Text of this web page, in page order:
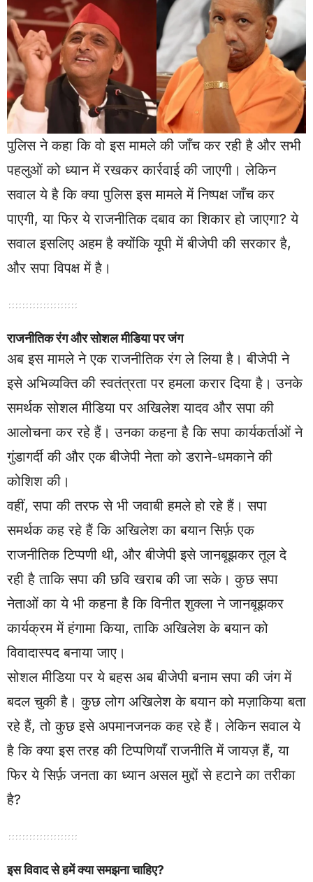
पुलिस ने कहा कि वो इस मामले की जाँच कर रही है और सभी
पहलुओं को ध्यान में रखकर कार्रवाई की जाएगी। लेकिन
सवाल ये है कि क्या पुलिस इस मामले में निष्पक्ष जाँच कर
पाएगी, या फिर ये राजनीतिक दबाव का शिकार हो जाएगा? ये
सवाल इसलिए अहम है क्योंकि यूपी में बीजेपी की सरकार है,
और सपा विपक्ष में है।
राजनीतिक रंग और सोशल मीडिया पर जंग
अब इस मामले ने एक राजनीतिक रंग ले लिया है। बीजेपी ने
इसे अभिव्यक्ति की स्वतंत्रता पर हमला करार दिया है। उनके
समर्थक सोशल मीडिया पर अखिलेश यादव और सपा की
आलोचना कर रहे हैं। उनका कहना है कि सपा कार्यकर्ताओं ने
गुंडागर्दी की और एक बीजेपी नेता को डराने-धमकाने की
कोशिश की।
वहीं, सपा की तरफ से भी जवाबी हमले हो रहे हैं। सपा
समर्थक कह रहे हैं कि अखिलेश का बयान सिर्फ़ एक
राजनीतिक टिप्पणी थी, और बीजेपी इसे जानबूझकर तूल दे
रही है ताकि सपा की छवि खराब की जा सके। कुछ सपा
नेताओं का ये भी कहना है कि विनीत शुक्ला ने जानबूझकर
कार्यक्रम में हंगामा किया, ताकि अखिलेश के बयान को
विवादास्पद बनाया जाए।
सोशल मीडिया पर ये बहस अब बीजेपी बनाम सपा की जंग में
बदल चुकी है। कुछ लोग अखिलेश के बयान को मज़ाकिया बता
रहे हैं, तो कुछ इसे अपमानजनक कह रहे हैं। लेकिन सवाल ये
है कि क्या इस तरह की टिप्पणियाँ राजनीति में जायज़ हैं, या
फिर ये सिर्फ़ जनता का ध्यान असल मुद्दों से हटाने का तरीका
है?
इस विवाद से हमें क्या समझना चाहिए?